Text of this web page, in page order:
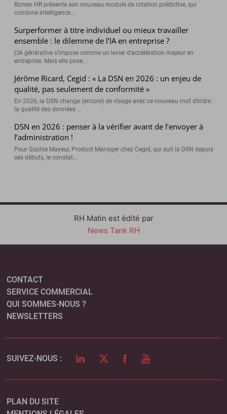
Bizneo HR présente son nouveau module de rotation prédictive, qui
combine intelligence...
Surperformer à titre individuel ou mieux travailler
ensemble : le dilemme de l’IA en entreprise ?
L’IA générative s’impose comme un levier d’accélération majeur en
entreprise. Mais elle pose...
Jérôme Ricard, Cegid : « La DSN en 2026 : un enjeu de
qualité, pas seulement de conformité »
En 2026, la DSN change (encore) de visage avec ce nouveau mot d’ordre :
la qualité des données ...
DSN en 2026 : penser à la vérifier avant de l’envoyer à
l’administration !
Pour Sophie Mayeur, Product Manager chez Cegid, qui suit la DSN depuis
ses débuts, le constat...
RH Matin est édité par
News Tank RH
CONTACT
SERVICE COMMERCIAL
QUI SOMMES-NOUS ?
NEWSLETTERS
SUIVEZ-NOUS : LINKEDINTWITTERFACEBOOK
YOUTUBE
PLAN DU SITE